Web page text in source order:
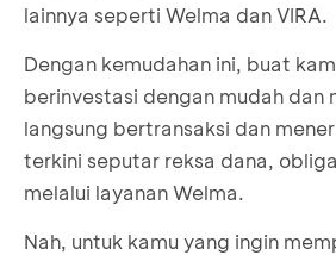
lainnya seperti Welma dan VIRA.
Dengan kemudahan ini, buat
berinvestasi dengan mudah dan
langsung bertransaksi dan
terkini seputar reksa dana,
melalui layanan Welma.
Nah, untuk kamu yang ingin